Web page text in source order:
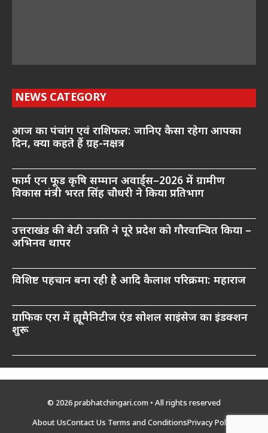
NEWS CATEGORY
आज का पंचांग एवं राशिफल: जानिए कैसा रहेगा आपका
दिन, क्या कहते हैं ग्रह-नक्षत्र
फार्म एन फूड कृषि सम्मान अवार्ड्स–2026 में ग्रामीण
विकास मंत्री भरत सिंह चौधरी ने किया प्रतिभाग
उत्तराखंड की बेटी उन्नति ने पूरे प्रदेश को गौरवान्वित किया –
अभिनव थापर
विशिष्ट पहचान बना रही है आदि कैलाश परिक्रमा: महाराज
ग्राफिक एरा में ह्यूमैनिटीज एंड सोशल साइंसेज का इंडक्शन
शुरू
© 2026 prabhatchingari.com • All rights reserved
About UsContact Us Terms and ConditionsPrivacy Policy